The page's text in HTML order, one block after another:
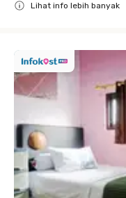
Lihat info lebih banyak